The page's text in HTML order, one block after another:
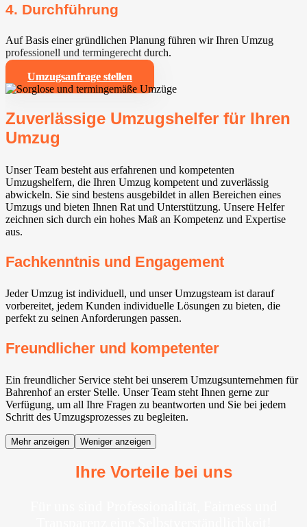
4. Durchführung
Auf Basis einer gründlichen Planung führen wir Ihren Umzug
professionell und termingerecht durch.
Umzugsanfrage stellen
Zuverlässige Umzugshelfer für Ihren
Umzug
Unser Team besteht aus erfahrenen und kompetenten
Umzugshelfern, die Ihren Umzug kompetent und zuverlässig
abwickeln. Sie sind bestens ausgebildet in allen Bereichen eines
Umzugs und bieten Ihnen Rat und Unterstützung. Unsere Helfer
zeichnen sich durch ein hohes Maß an Kompetenz und Expertise
aus.
Fachkenntnis und Engagement
Jeder Umzug ist individuell, und unser Umzugsteam ist darauf
vorbereitet, jedem Kunden individuelle Lösungen zu bieten, die
perfekt zu seinen Anforderungen passen.
Freundlicher und kompetenter
Ein freundlicher Service steht bei unserem Umzugsunternehmen für
Bahrenhof an erster Stelle. Unser Team steht Ihnen gerne zur
Verfügung, um all Ihre Fragen zu beantworten und Sie bei jedem
Schritt des Umzugsprozesses zu begleiten.
Mehr anzeigen Weniger anzeigen
Ihre Vorteile bei uns